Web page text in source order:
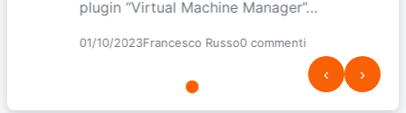
plugin “Virtual Machine Manager”…
01/10/2023Francesco Russo0 commenti
‹ ›